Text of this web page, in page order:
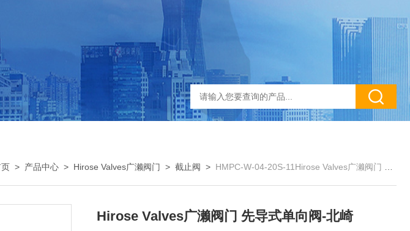
> 产品中心 > Hirose Valves广濑阀门 >截止阀 > HMPC-W-04-20S-11Hirose Valves广濑阀门 先导式单向阀-北崎
Hirose Valves广濑阀门 先导式单向阀-北崎